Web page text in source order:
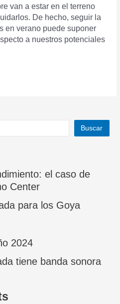
van a estar en el terreno
De hecho, seguir la
en verano puede suponer
a nuestros potenciales
Buscar
el caso de
Center
para los Goya
2024
tiene banda sonora